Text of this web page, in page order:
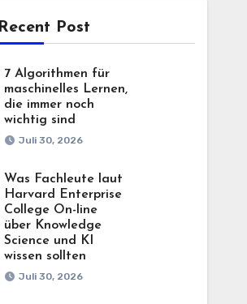
Recent Post
7 Algorithmen für
maschinelles Lernen,
die immer noch
wichtig sind
Juli 30, 2026
Was Fachleute laut
Harvard Enterprise
College On-line
über Knowledge
Science und KI
wissen sollten
Juli 30, 2026